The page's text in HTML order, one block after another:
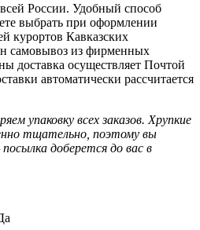
России. Удобный способ
выбрать при оформлении
курортов Кавказских
самовывоз из фирменных
доставка осуществляет Почтой
автоматически рассчитается
упаковку всех заказов. Хрупкие
тщательно, поэтому вы
доберется до вас в